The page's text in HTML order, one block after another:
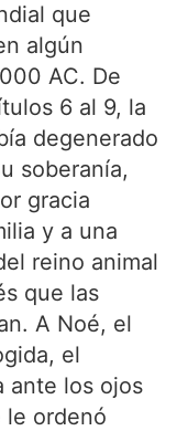
que
algún
AC. De
6 al 9, la
degenerado
soberanía,
gracia
y a una
reino animal
que las
A Noé, el
el
ante los ojos
le ordenó